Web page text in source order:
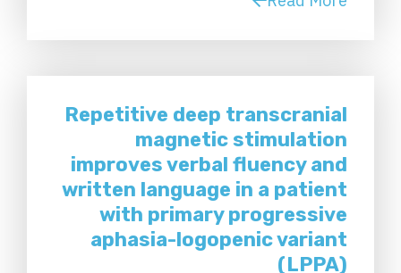
Repetitive deep transcranial
magnetic stimulation
improves verbal fluency and
written language in a patient
with primary progressive
aphasia-logopenic variant
(LPPA)